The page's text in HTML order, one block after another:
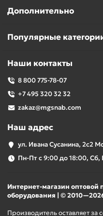
Дополнительно
Популярные
Наши контакты
8 800 775-78-07
+7 495 320 32 32
zakaz@mgsnab.com
Наш адрес
ул. Ивана Сусанина, 2с2
Пн-Пт с 9:00 до 18:00,
Интернет-магазин оптовой
оборудования | ©
Производитель оставляет за